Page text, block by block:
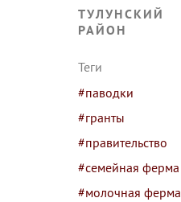
ТУЛУНСКИЙ
РАЙОН
Теги
#паводки
#гранты
#правительство
#семейная ферма
#молочная ферма